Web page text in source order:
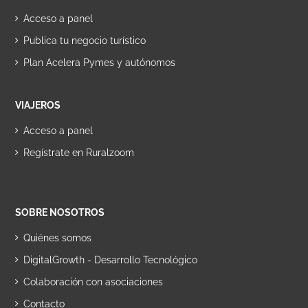
Acceso a panel
Publica tu negocio turístico
Plan Acelera Pymes y autónomos
VIAJEROS
Acceso a panel
Regístrate en Ruralzoom
SOBRE NOSOTROS
Quiénes somos
DigitalGrowth - Desarrollo Tecnológico
Colaboración con asociaciones
Contacto